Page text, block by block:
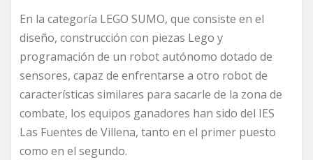
En la categoría LEGO SUMO, que consiste en el
diseño, construcción con piezas Lego y
programación de un robot autónomo dotado de
sensores, capaz de enfrentarse a otro robot de
características similares para sacarle de la zona de
combate, los equipos ganadores han sido del IES
Las Fuentes de Villena, tanto en el primer puesto
como en el segundo.